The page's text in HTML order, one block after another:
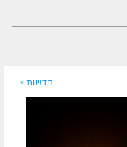
חדשות »